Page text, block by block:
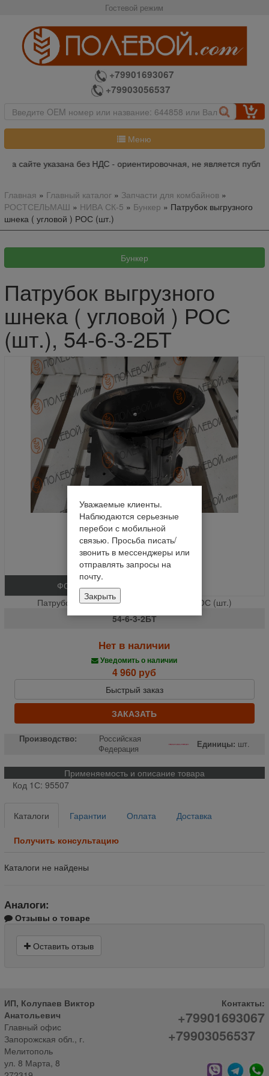
Гостевой режим
+79901693067
+79903056537
Меню
сайте указана без НДС - ориентировочная, не является
Главная » Главный каталог» Запчасти для комбайнов»
РОСТСЕЛЬМАШ » НИВА СК-5 » Бункер » Патрубок выгрузного
шнека ( угловой ) РОС (шт.)
Патрубок выгрузного
шнека ( угловой ) РОС
(шт.), 54-6-3-2БТ
ФОТО
Патрубок выгрузного шнека ( угловой ) РОС (шт.)
54-6-3-2БТ
Нет в наличии
Уведомить о наличии
4 960 руб
Быстрый заказ
ЗАКАЗАТЬ
Производство:
Российская
Федерация
Единицы: шт.
Применяемость и описание товара
Код 1С: 95507
Каталоги Гарантии Оплата Доставка
Получить консультацию
Каталоги не найдены
Аналоги:
Отзывы о товаре
Оставить отзыв
ИП, Колупаев Виктор
Анатольевич
Главный офис
Запорожская обл., г.
Мелитополь
ул. 8 Марта, 8
Контакты:
+79901693067
+79903056537
Уважаемые клиенты.
Наблюдаются серьезные
перебои с мобильной
связью. Просьба писать/
звонить в мессенджеры или
отправлять запросы на
почту.
Закрыть